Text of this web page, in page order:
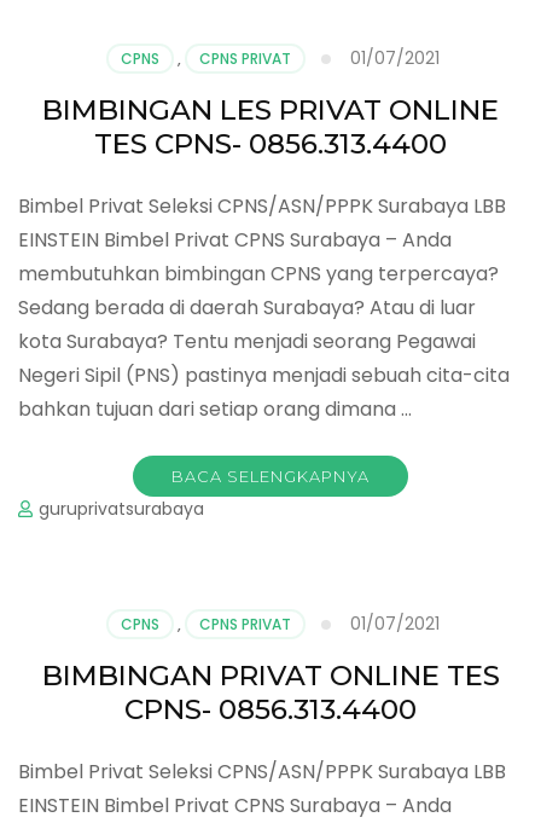
CPNS , CPNS PRIVAT 01/07/2021
BIMBINGAN LES PRIVAT ONLINE
TES CPNS- 0856.313.4400
Bimbel Privat Seleksi CPNS/ASN/PPPK Surabaya LBB
EINSTEIN Bimbel Privat CPNS Surabaya – Anda
membutuhkan bimbingan CPNS yang terpercaya?
Sedang berada di daerah Surabaya? Atau di luar
kota Surabaya? Tentu menjadi seorang Pegawai
Negeri Sipil (PNS) pastinya menjadi sebuah cita-cita
bahkan tujuan dari setiap orang dimana …
BACA SELENGKAPNYA
guruprivatsurabaya
CPNS , CPNS PRIVAT 01/07/2021
BIMBINGAN PRIVAT ONLINE TES
CPNS- 0856.313.4400
Bimbel Privat Seleksi CPNS/ASN/PPPK Surabaya LBB
EINSTEIN Bimbel Privat CPNS Surabaya – Anda